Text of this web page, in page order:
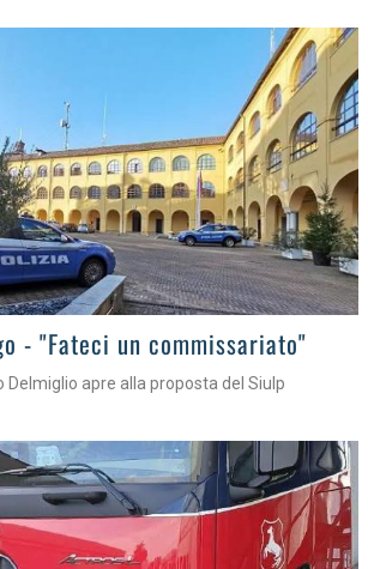
- "Fateci un commissariato"
Delmiglio apre alla proposta del Siulp